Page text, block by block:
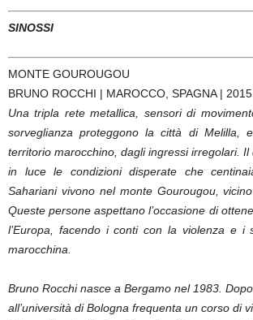
SINOSSI
MONTE GOUROUGOU
BRUNO ROCCHI | MAROCCO, SPAGNA | 2015
Una tripla rete metallica, sensori di
sorveglianza proteggono la città di Melilla,
territorio marocchino, dagli ingressi irregolari.
in luce le condizioni disperate che
Sahariani vivono nel monte Gourougou,
Queste persone aspettano l’occasione di
l’Europa, facendo i conti con la violenza e i
marocchina.
Bruno Rocchi nasce a Bergamo nel 1983.
all’università di Bologna frequenta un corso di